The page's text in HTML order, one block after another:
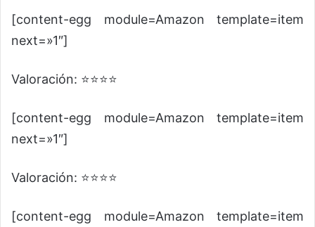
[content-egg module=Amazon template=item
next=»1″]
Valoración: ⭐⭐⭐⭐
[content-egg module=Amazon template=item
next=»1″]
Valoración: ⭐⭐⭐⭐
[content-egg module=Amazon template=item